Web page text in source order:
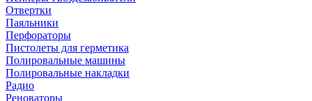
Отвертки
Паяльники
Перфораторы
Пистолеты для герметика
Полировальные машины
Полировальные накладки
Радио
Реноваторы